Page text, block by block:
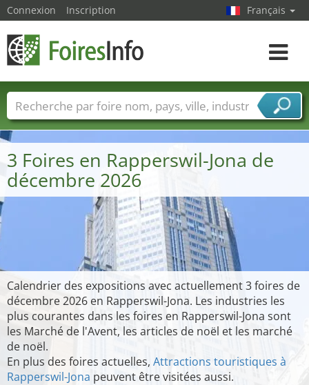
3 Foires en Rapperswil-Jona de
décembre 2026
Calendrier des expositions avec actuellement 3 foires de
décembre 2026 en Rapperswil-Jona. Les industries les
plus courantes dans les foires en Rapperswil-Jona sont
les Marché de l'Avent, les articles de noël et les marché
de noël.
En plus des foires actuelles, Attractions touristiques à
Rapperswil-Jona peuvent être visitées aussi.
Connexion Inscription Français
Toggle
Foire noms Pays Villes
Secteurs de foire
Secteurs du fournisseur de services